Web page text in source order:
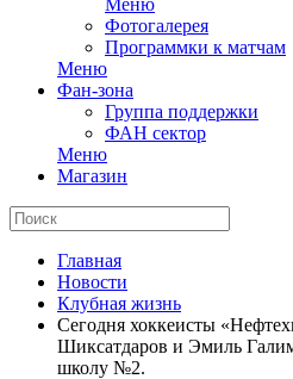
Меню
Фотогалерея
Программки к матчам
Меню
Фан-зона
Группа поддержки
ФАН сектор
Меню
Магазин
Главная
Новости
Клубная жизнь
Сегодня хоккеисты
Шиксатдаров и Эмиль
школу №2.